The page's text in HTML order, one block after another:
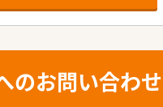
のお問い合わせ